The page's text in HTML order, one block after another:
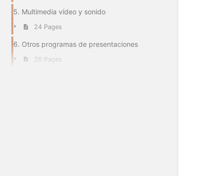
5. Multimedia vídeo y sonido
24 Pages
6. Otros programas de presentaciones
26 Pages